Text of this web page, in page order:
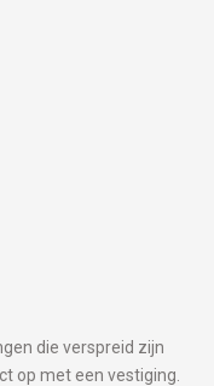
die verspreid zijn
op met een vestiging.